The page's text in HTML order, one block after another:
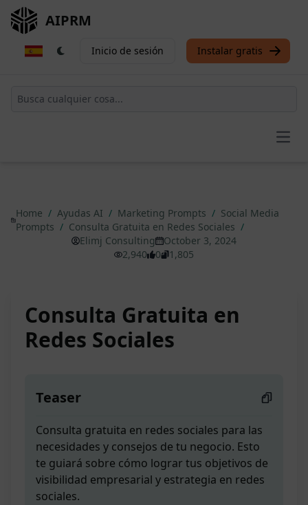
AIPRM
Inicio de sesión Instalar gratis
Home / Ayudas AI / Marketing Prompts / Social Media
Prompts / Consulta Gratuita en Redes Sociales /
Elimj Consulting
October 3, 2024
2,940
0 1,805
Consulta Gratuita en
Redes Sociales
Teaser
Consulta gratuita en redes sociales para las
necesidades y consejos de tu negocio. Esto
te guiará sobre cómo lograr tus objetivos de
visibilidad empresarial y estrategia en redes
sociales.